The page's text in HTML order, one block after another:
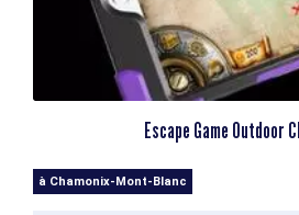
Escape Game Outdoor
à Chamonix-Mont-Blanc